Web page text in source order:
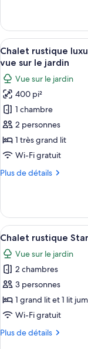
très
grand
lit,
salle
de
bain
privée,
vue
sur
le
jardin
Chalet
rustique
luxueux,
1
grand
lit,
salle
de
bain
vue
sur
jardin
Afficher
toutes
les
photos
pour
ce
type
de
chambre :
rustique
chambre,
salle
de
bain
privée,
vue
sur
le
jardin
6
Chalet rustique
vue sur le jardin
Vue sur le jardin
400 pi²
1 chambre
2 personnes
1 très grand lit
Wi-Fi gratuit
Plus de détails
Plus
Chalet
rustique
luxueux,
chambre,
salle
de
bain
privée,
vue
sur
le
Afficher
toutes
les
photos
pour
ce
type
chambre :
6
Chalet rustique
Vue sur le jardin
2 chambres
3 personnes
1 grand lit et 1 lit
Wi-Fi gratuit
Plus de détails
Plus